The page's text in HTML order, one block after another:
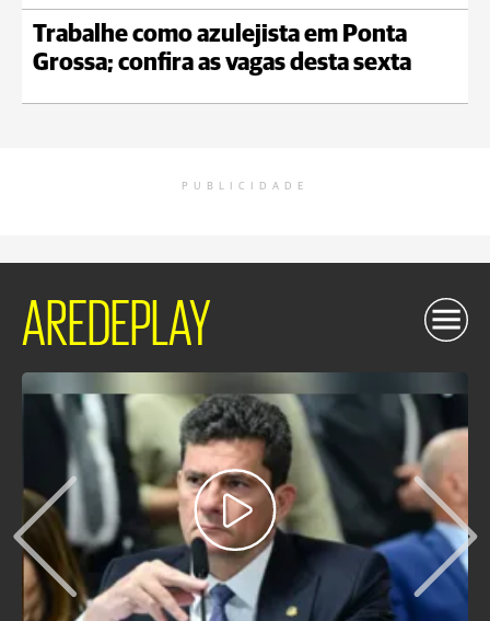
Trabalhe como azulejista em Ponta
Grossa; confira as vagas desta sexta
PUBLICIDADE
AREDEPLAY